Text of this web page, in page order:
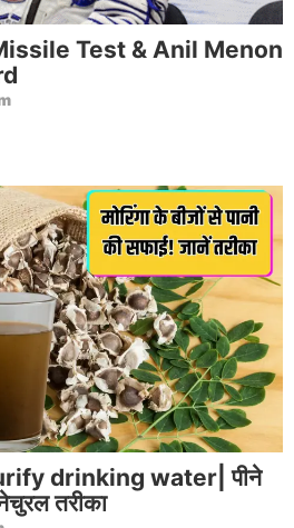
Test & Anil Menon
drinking water| पीने
तरीका